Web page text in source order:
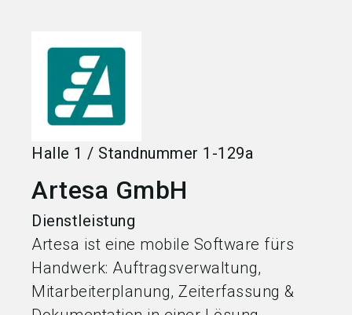
Halle 1 / Standnummer 1-129a
Artesa GmbH
Dienstleistung
Artesa ist eine mobile Software fürs
Handwerk: Auftragsverwaltung,
Mitarbeiterplanung, Zeiterfassung &